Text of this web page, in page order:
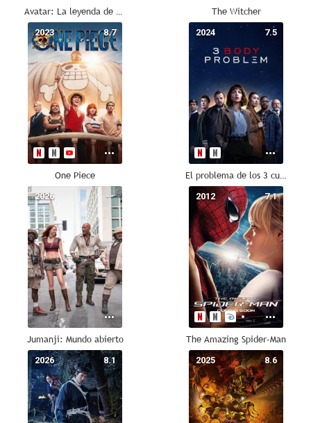
Avatar: La leyenda de Aang The Witcher
8.7
2023
One Piece
7.5
2024
El problema de los 3 cuerpos
--
2026
Jumanji: Mundo abierto
7.1
2012
The Amazing Spider-Man
8.1
2026 8.6
2025